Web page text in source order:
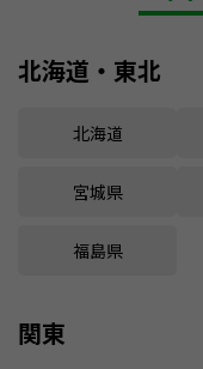
北海道・東北
北海道
宮城県
福島県
関東